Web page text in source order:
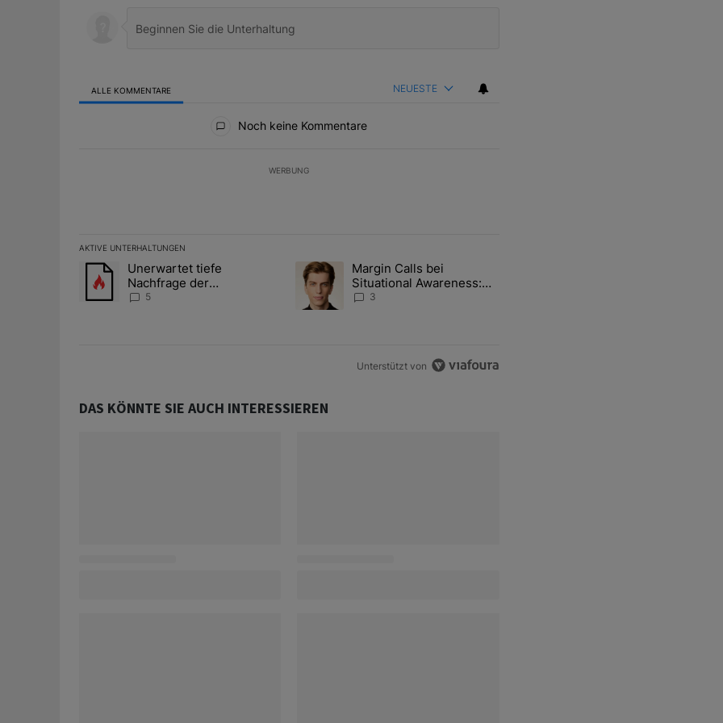
ALLE KOMMENTARE NEUESTE
Noch keine Kommentare
WERBUNG
AKTIVE UNTERHALTUNGEN
Das Folgende ist eine Liste der am meisten kommentierten Artikel der letzten 7 days.
Ein Trendartikel mit dem Titel "Unerwartet tiefe Nachfrage der Zentralbanken könnte Goldpreis weiter belasten" mit 5
Unerwartet tiefe
Nachfrage der
Zentralbanken könnte
5
Ein Trendartikel mit dem Titel "Margin Calls bei Situational Awareness: Alles
Margin Calls bei
Situational Awareness:
Alles über den Retter-
3
Unterstützt von
DAS KÖNNTE SIE AUCH INTERESSIEREN